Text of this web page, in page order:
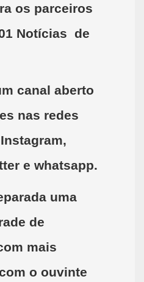
os parceiros
Notícias de
canal aberto
nas redes
e whatsapp.
uma
de
mais
o ouvinte